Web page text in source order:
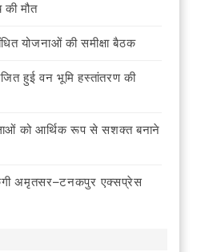
की मौत
योजनाओं की समीक्षा बैठक
हुई वन भूमि हस्तांतरण की
को आर्थिक रूप से सशक्त बनाने
अमृतसर–टनकपुर एक्सप्रेस